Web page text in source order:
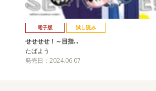
電子版 試し読み
せせせせ！～目指…
たばよう
発売日：2024.06.07